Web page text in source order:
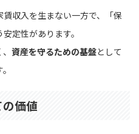
収入を生まない一方で、「保
定性があります。
資産を守るための基盤として
価値